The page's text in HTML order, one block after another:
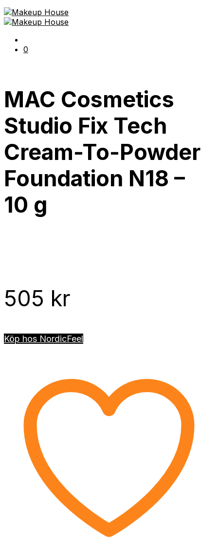
0
MAC Cosmetics
Studio Fix Tech
Cream-To-Powder
Foundation N18 –
10 g
505 kr
Köp hos NordicFeel